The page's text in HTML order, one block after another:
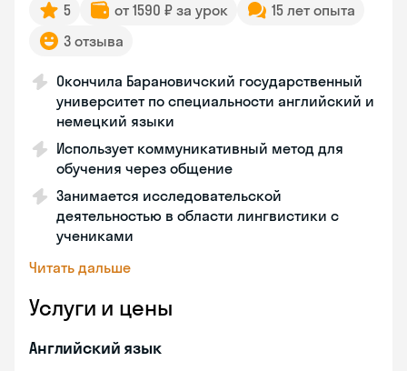
5 от 1590 ₽ за урок
15 лет опыта
3 отзыва
Окончила Барановичский государственный
университет по специальности английский и
немецкий языки
Использует коммуникативный метод для
обучения через общение
Занимается исследовательской
деятельностью в области лингвистики с
учениками
Читать дальше
Услуги и цены
Английский язык